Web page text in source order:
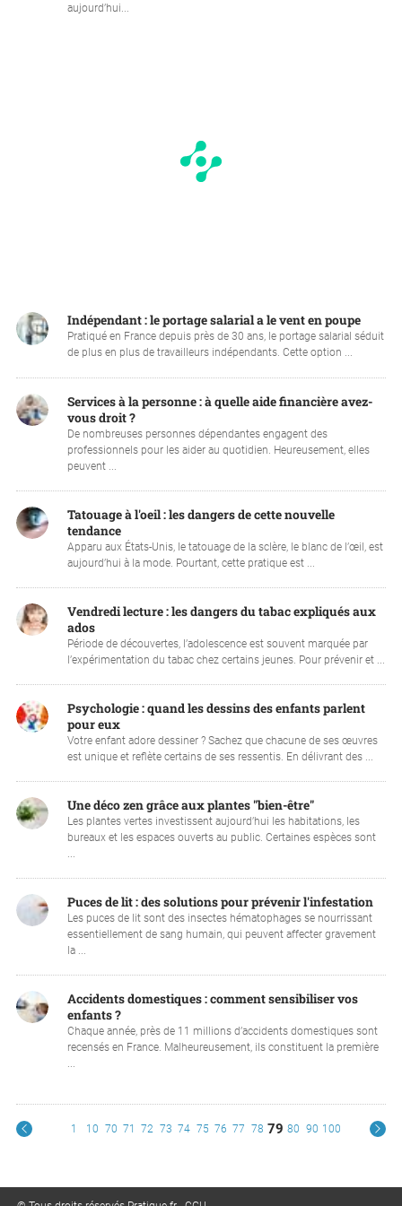
aujourd’hui...
Indépendant : le portage salarial a le vent en poupe
Pratiqué en France depuis près de 30 ans, le portage salarial séduit
de plus en plus de travailleurs indépendants. Cette option ...
Services à la personne : à quelle aide financière avez-
vous droit ?
De nombreuses personnes dépendantes engagent des
professionnels pour les aider au quotidien. Heureusement, elles
peuvent ...
Tatouage à l'oeil : les dangers de cette nouvelle
tendance
Apparu aux États-Unis, le tatouage de la sclère, le blanc de l’œil, est
aujourd’hui à la mode. Pourtant, cette pratique est ...
Vendredi lecture : les dangers du tabac expliqués aux
ados
Période de découvertes, l’adolescence est souvent marquée par
l’expérimentation du tabac chez certains jeunes. Pour prévenir et ...
Psychologie : quand les dessins des enfants parlent
pour eux
Votre enfant adore dessiner ? Sachez que chacune de ses œuvres
est unique et reflète certains de ses ressentis. En délivrant des ...
Une déco zen grâce aux plantes "bien-être"
Les plantes vertes investissent aujourd’hui les habitations, les
bureaux et les espaces ouverts au public. Certaines espèces sont
...
Puces de lit : des solutions pour prévenir l'infestation
Les puces de lit sont des insectes hématophages se nourrissant
essentiellement de sang humain, qui peuvent affecter gravement
la ...
Accidents domestiques : comment sensibiliser vos
enfants ?
Chaque année, près de 11 millions d’accidents domestiques sont
recensés en France. Malheureusement, ils constituent la première
...
1 10 70 71 72 73 74 75 76 77 78 79 80 90 100